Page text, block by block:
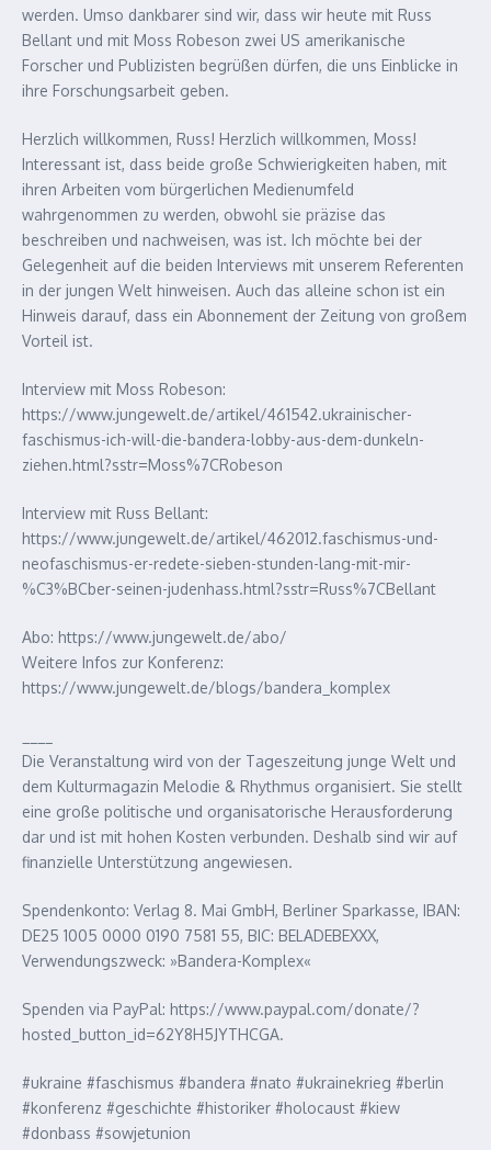
werden. Umso dankbarer sind wir, dass wir heute mit Russ
Bellant und mit Moss Robeson zwei US amerikanische
Forscher und Publizisten begrüßen dürfen, die uns Einblicke in
ihre Forschungsarbeit geben.
Herzlich willkommen, Russ! Herzlich willkommen, Moss!
Interessant ist, dass beide große Schwierigkeiten haben, mit
ihren Arbeiten vom bürgerlichen Medienumfeld
wahrgenommen zu werden, obwohl sie präzise das
beschreiben und nachweisen, was ist. Ich möchte bei der
Gelegenheit auf die beiden Interviews mit unserem Referenten
in der jungen Welt hinweisen. Auch das alleine schon ist ein
Hinweis darauf, dass ein Abonnement der Zeitung von großem
Vorteil ist.
Interview mit Moss Robeson:
https://www.jungewelt.de/artikel/461542.ukrainischer-
faschismus-ich-will-die-bandera-lobby-aus-dem-dunkeln-
ziehen.html?sstr=Moss%7CRobeson
Interview mit Russ Bellant:
https://www.jungewelt.de/artikel/462012.faschismus-und-
neofaschismus-er-redete-sieben-stunden-lang-mit-mir-
%C3%BCber-seinen-judenhass.html?sstr=Russ%7CBellant
Abo: https://www.jungewelt.de/abo/
Weitere Infos zur Konferenz:
https://www.jungewelt.de/blogs/bandera_komplex
Die Veranstaltung wird von der Tageszeitung junge Welt und
dem Kulturmagazin Melodie & Rhythmus organisiert. Sie stellt
eine große politische und organisatorische Herausforderung
dar und ist mit hohen Kosten verbunden. Deshalb sind wir auf
finanzielle Unterstützung angewiesen.
Spendenkonto: Verlag 8. Mai GmbH, Berliner Sparkasse, IBAN:
DE25 1005 0000 0190 7581 55, BIC: BELADEBEXXX,
Verwendungszweck: »Bandera-Komplex«
Spenden via PayPal: https://www.paypal.com/donate/?
hosted_button_id=62Y8H5JYTHCGA.
#ukraine #faschismus #bandera #nato #ukrainekrieg #berlin
#konferenz #geschichte #historiker #holocaust #kiew
#donbass #sowjetunion